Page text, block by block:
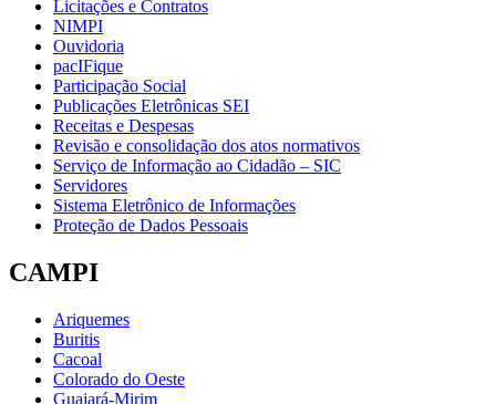
Licitações e Contratos
NIMPI
Ouvidoria
pacIFique
Participação Social
Publicações Eletrônicas SEI
Receitas e Despesas
Revisão e consolidação dos atos normativos
Serviço de Informação ao Cidadão – SIC
Servidores
Sistema Eletrônico de Informações
Proteção de Dados Pessoais
CAMPI
Ariquemes
Buritis
Cacoal
Colorado do Oeste
Guajará-Mirim